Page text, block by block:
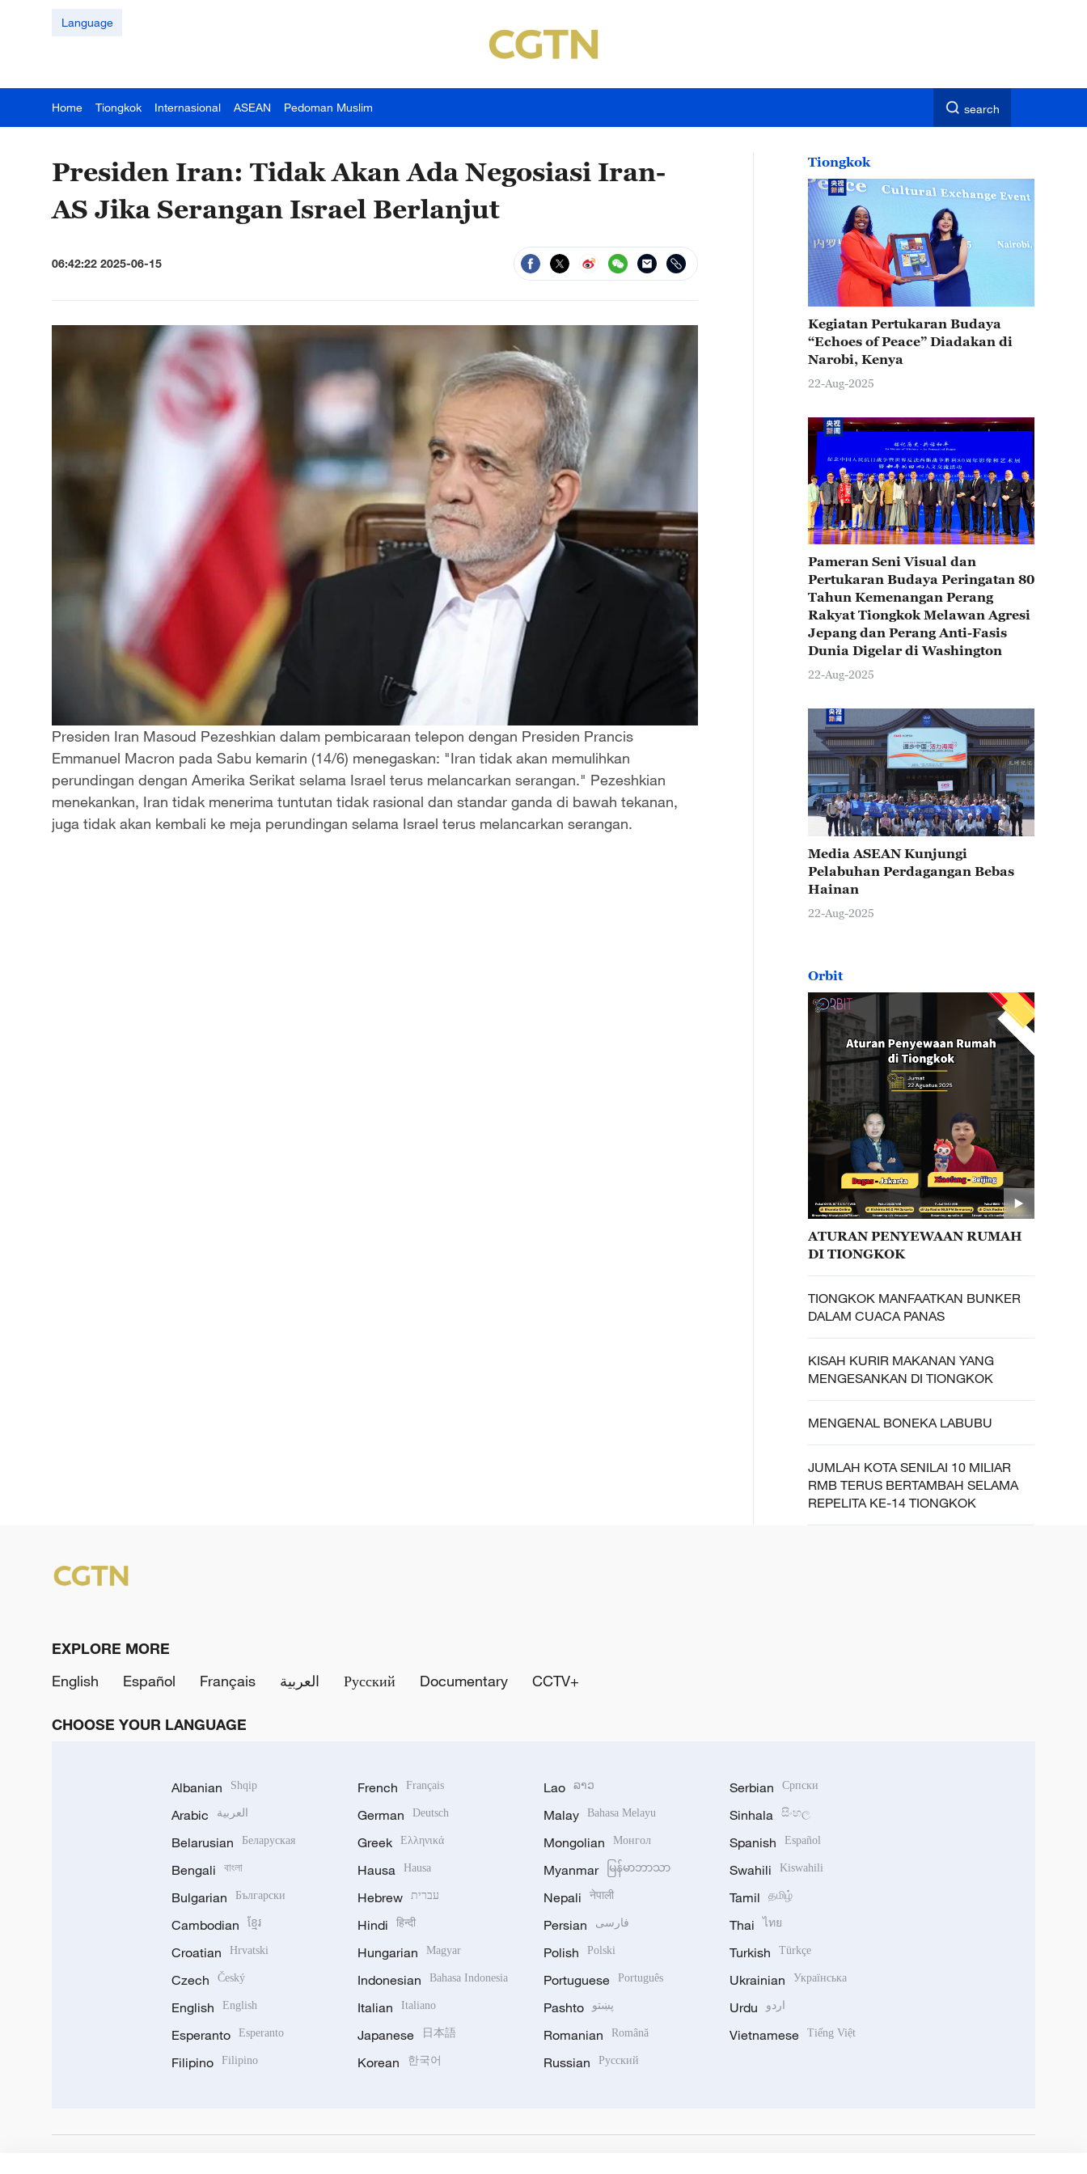
Language
Home Tiongkok Internasional ASEAN Pedoman Muslim search
Presiden Iran: Tidak Akan Ada Negosiasi Iran-
AS Jika Serangan Israel Berlanjut
06:42:22 2025-06-15
Presiden Iran Masoud Pezeshkian dalam pembicaraan telepon dengan Presiden Prancis
Emmanuel Macron pada Sabu kemarin (14/6) menegaskan: "Iran tidak akan memulihkan
perundingan dengan Amerika Serikat selama Israel terus melancarkan serangan." Pezeshkian
menekankan, Iran tidak menerima tuntutan tidak rasional dan standar ganda di bawah tekanan,
juga tidak akan kembali ke meja perundingan selama Israel terus melancarkan serangan.
Tiongkok
Kegiatan Pertukaran Budaya
“Echoes of Peace” Diadakan di
Narobi, Kenya
22-Aug-2025
Pameran Seni Visual dan
Pertukaran Budaya Peringatan 80
Tahun Kemenangan Perang
Rakyat Tiongkok Melawan Agresi
Jepang dan Perang Anti-Fasis
Dunia Digelar di Washington
22-Aug-2025
Media ASEAN Kunjungi
Pelabuhan Perdagangan Bebas
Hainan
22-Aug-2025
Orbit
ATURAN PENYEWAAN RUMAH
DI TIONGKOK
TIONGKOK MANFAATKAN BUNKER
DALAM CUACA PANAS
KISAH KURIR MAKANAN YANG
MENGESANKAN DI TIONGKOK
MENGENAL BONEKA LABUBU
JUMLAH KOTA SENILAI 10 MILIAR
RMB TERUS BERTAMBAH SELAMA
REPELITA KE-14 TIONGKOK
EXPLORE MORE
English
Español Français العربية Русский Documentary CCTV+
CHOOSE YOUR LANGUAGE
Albanian Shqip
Arabic العربية
Belarusian Беларуская
Bengali বাংলা
Bulgarian Български
Cambodian ខ្មែរ
Croatian Hrvatski
Czech Český
English English
Esperanto Esperanto
Filipino Filipino
French Français
German Deutsch
Greek Ελληνικά
Hausa Hausa
Hebrew עברית
Hindi हिन्दी
Hungarian Magyar
Indonesian Bahasa Indonesia
Italian Italiano
Japanese 日本語
Korean 한국어
Lao ລາວ
Malay Bahasa Melayu
Mongolian Монгол
Myanmar မြန်မာဘာသာ
Nepali नेपाली
Persian فارسی
Polish Polski
Portuguese Português
Pashto پښتو
Romanian Română
Russian Русский
Serbian Српски
Sinhala සිංහල
Spanish Español
Swahili Kiswahili
Tamil தமிழ்
Thai ไทย
Turkish Türkçe
Ukrainian Українська
Urdu اردو
Vietnamese Tiếng Việt